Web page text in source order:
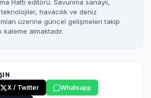
Hattı editörü. Savunma sanayii,
havacılık ve deniz
üzerine güncel gelişmeleri takip
kaleme almaktadır.
X / Twitter Whatsapp